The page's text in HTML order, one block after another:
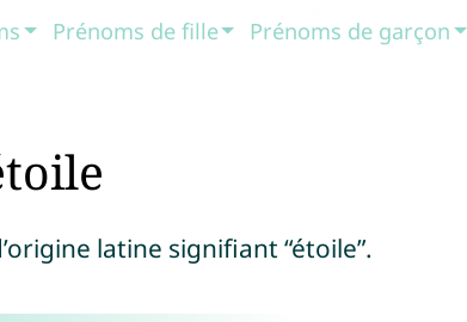
Prénoms de fille Prénoms de garçon
latine signifiant “étoile”.